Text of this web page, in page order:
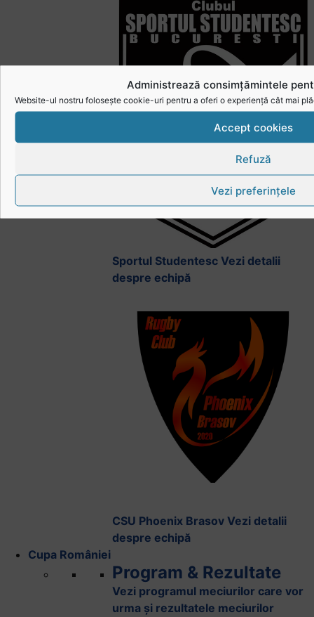
Administrează consimțămintele
Website-ul nostru folosește cookie-uri pentru a oferi o experiență cât mai
Accept cookies
Refuză
Vezi preferințele
Sportul Studentesc Vezi detalii
despre echipă
CSU Phoenix Brasov Vezi detalii
despre echipă
Cupa României
Program & Rezultate
Vezi programul meciurilor care vor
urma și rezultatele meciurilor